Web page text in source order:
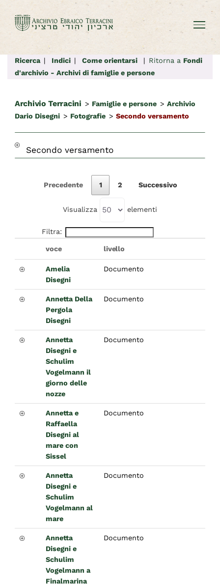
Salta
contenuto
Ricerca | Indici | Come orientarsi | Ritorna a Fondi
d'archivio - Archivi di famiglie e persone
Archivio Terracini > Famiglie e persone> Archivio
Dario Disegni > Fotografie > Secondo versamento
Secondo versamento
Precedente 1 2 Successivo
Visualizza elementi
Filtra:
voce livello
Amelia
Disegni
Documento
Annetta Della
Pergola
Disegni
Documento
Annetta
Disegni e
Schulim
Vogelmann il
giorno delle
nozze
Documento
Annetta e
Raffaella
Disegni al
mare con
Sissel
Documento
Annetta
Disegni e
Schulim
Vogelmann al
mare
Documento
Annetta
Disegni e
Schulim
Vogelmann a
Finalmarina
Documento